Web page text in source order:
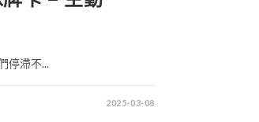
停滯不...
2025-03-08